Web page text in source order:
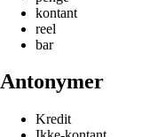
kontant
reel
bar
Antonymer
Kredit